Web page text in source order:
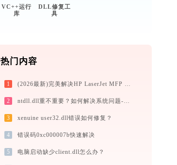
VC++运行
库
DLL修复工
具
热门内容
1 (2026最新)完美解决HP LaserJet MFP M227-M231 PCL.6打印机驱动安装困扰，全面下载安装教程
2 ntdll.dll重不重要？如何解决系统问题-金山毒霸
3 xenuine user32.dll错误如何修复？
4 错误码0xc000007b快速解决
5 电脑启动缺少client.dll怎么办？